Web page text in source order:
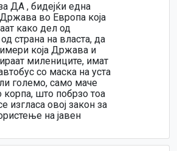
ДА , бидејќи една
во Европа која
како дел од
страна на власта, да
која Држава и
милениците, имат
со маска на уста
големо, само маче
што побрзо тоа
изгласа овој закон за
на јавен